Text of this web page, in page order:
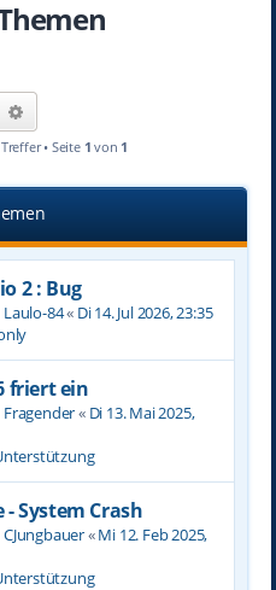
• Seite 1 von 1
2 : Bug
Laulo-84« Di 14. Jul 2026, 23:35
friert ein
Fragender« Di 13. Mai 2025,
- System Crash
CJungbauer«Mi 12. Feb 2025,